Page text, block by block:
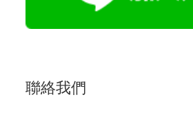
聯絡我們